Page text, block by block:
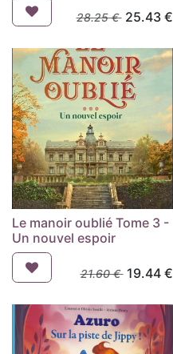
28.25€ 25.43€
Le manoir oublié Tome 3 -
Un nouvel espoir
21.60€ 19.44€